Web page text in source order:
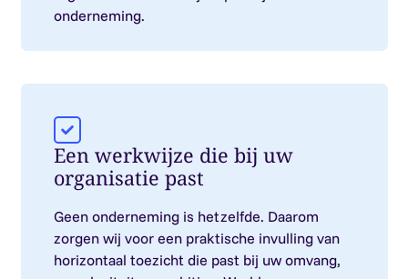
onderneming.
Een werkwijze die bij uw
organisatie past
Geen onderneming is hetzelfde. Daarom
zorgen wij voor een praktische invulling van
horizontaal toezicht die past bij uw omvang,